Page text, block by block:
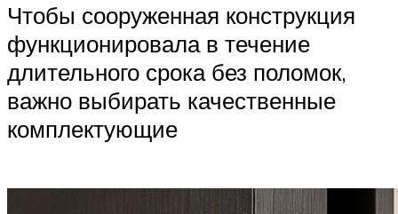
Чтобы сооруженная конструкция
функционировала в течение
длительного срока без поломок,
важно выбирать качественные
комплектующие